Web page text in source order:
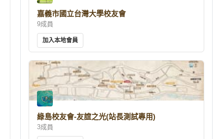
嘉義市國立台灣大學校友會
9成員
加入本地會員
綠島校友會-友誼之光(站長測試專用)
3成員